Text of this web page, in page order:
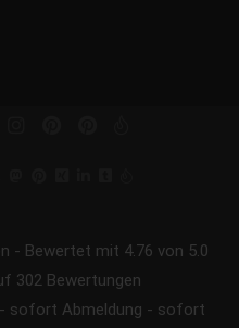
- Bewertet mit 4.76 von 5.0
302 Bewertungen
sofort Abmeldung - sofort